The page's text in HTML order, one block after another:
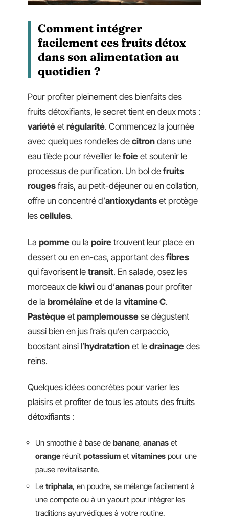
Comment intégrer
facilement ces fruits détox
dans son alimentation au
quotidien ?
Pour profiter pleinement des bienfaits des
fruits détoxifiants, le secret tient en deux mots :
variété et régularité. Commencez la journée
avec quelques rondelles de citron dans une
eau tiède pour réveiller le foie et soutenir le
processus de purification. Un bol de fruits
rouges frais, au petit-déjeuner ou en collation,
offre un concentré d’antioxydants et protège
les cellules.
La pomme ou la poire trouvent leur place en
dessert ou en en-cas, apportant des fibres
qui favorisent le transit. En salade, osez les
morceaux de kiwi ou d’ananas pour profiter
de la bromélaïne et de la vitamine C.
Pastèque et pamplemousse se dégustent
aussi bien en jus frais qu’en carpaccio,
boostant ainsi l’hydratation et le drainage des
reins.
Quelques idées concrètes pour varier les
plaisirs et profiter de tous les atouts des fruits
détoxifiants :
Un smoothie à base de banane, ananas et
orange réunit potassium et vitamines pour une
pause revitalisante.
Le triphala, en poudre, se mélange facilement à
une compote ou à un yaourt pour intégrer les
traditions ayurvédiques à votre routine.